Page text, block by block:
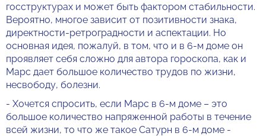
госструктурах и может быть фактором стабильности.
Вероятно, многое зависит от позитивности знака,
директности-ретроградности и аспектации. Но
основная идея, пожалуй, в том, что и в 6-м доме он
проявляет себя сложно для автора гороскопа, как и
Марс дает большое количество трудов по жизни,
несвободу, болезни.
- Хочется спросить, если Марс в 6-м доме – это
большое количество напряженной работы в течение
всей жизни, то что же такое Сатурн в 6-м доме -